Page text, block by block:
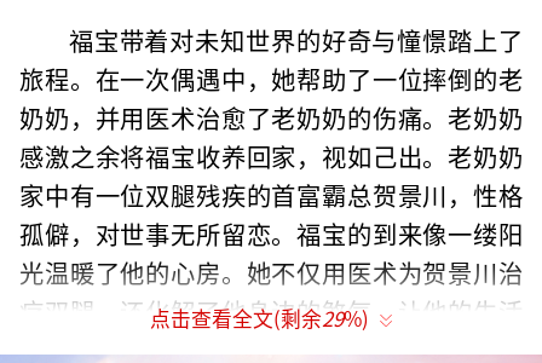
福宝带着对未知世界的好奇与憧憬踏上了
旅程。在一次偶遇中，她帮助了一位摔倒的老
奶奶，并用医术治愈了老奶奶的伤痛。老奶奶
感激之余将福宝收养回家，视如己出。老奶奶
家中有一位双腿残疾的首富霸总贺景川，性格
孤僻，对世事无所留恋。福宝的到来像一缕阳
光温暖了他的心房。她不仅用医术为贺景川治
疗双腿，还化解了他身边的煞气，让他的生活
重新充满了色彩。
点击查看全文(剩余29%)